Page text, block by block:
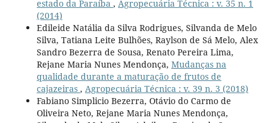
estado da Paraíba , Agropecuária Técnica : v. 35 n. 1
(2014)
Edileide Natália da Silva Rodrigues, Silvanda de Melo
Silva, Tatiana Leite Bulhões, Raylson de Sá Melo, Alex
Sandro Bezerra de Sousa, Renato Pereira Lima,
Rejane Maria Nunes Mendonça, Mudanças na
qualidade durante a maturação de frutos de
cajazeiras , Agropecuária Técnica : v. 39 n. 3 (2018)
Fabiano Simplicio Bezerra, Otávio do Carmo de
Oliveira Neto, Rejane Maria Nunes Mendonça,